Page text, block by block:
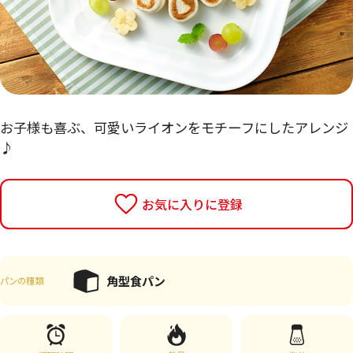
お子様も喜ぶ、可愛いライオンをモチーフにしたアレンジ
♪
お気に入りに登録
パンの種類 角型食パン